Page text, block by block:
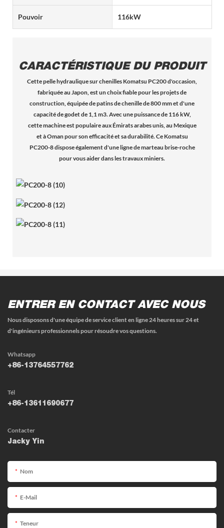
Pouvoir 116kW
CARACTÉRISTIQUE DU PRODUIT
Cette pelle hydraulique sur chenilles Komatsu PC200 d'occasion,
fabriquée au Japon, est un choix fiable pour les projets de
construction, équipée de patins de chenille de 800 mm et d'une
capacité de godet de 1,1 m3. Avec une puissance de 116 kW,
cette machine est populaire aux Émirats arabes unis, au Mexique
et à Oman pour son efficacité et sa durabilité. Ce Komatsu
PC200-8 dispose également d'une ligne de marteau brise-roche
pour vous aider dans les travaux miniers.
ENTRER EN CONTACT AVEC NOUS
Nous disposons d'une équipe de service client en ligne 24 heures sur 24 et
d'ingénieurs professionnels pour résoudre vos questions.
Whatsapp
+86-13764557762
Tél
+86-13611690677
Contacter
Jacky Yin
Nom
E-Mail
Teneur